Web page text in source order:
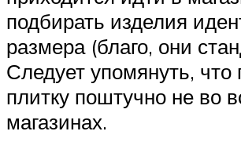
подбирать изделия
размера (благо, они
Следует упомянуть, что
плитку поштучно не во
магазинах.